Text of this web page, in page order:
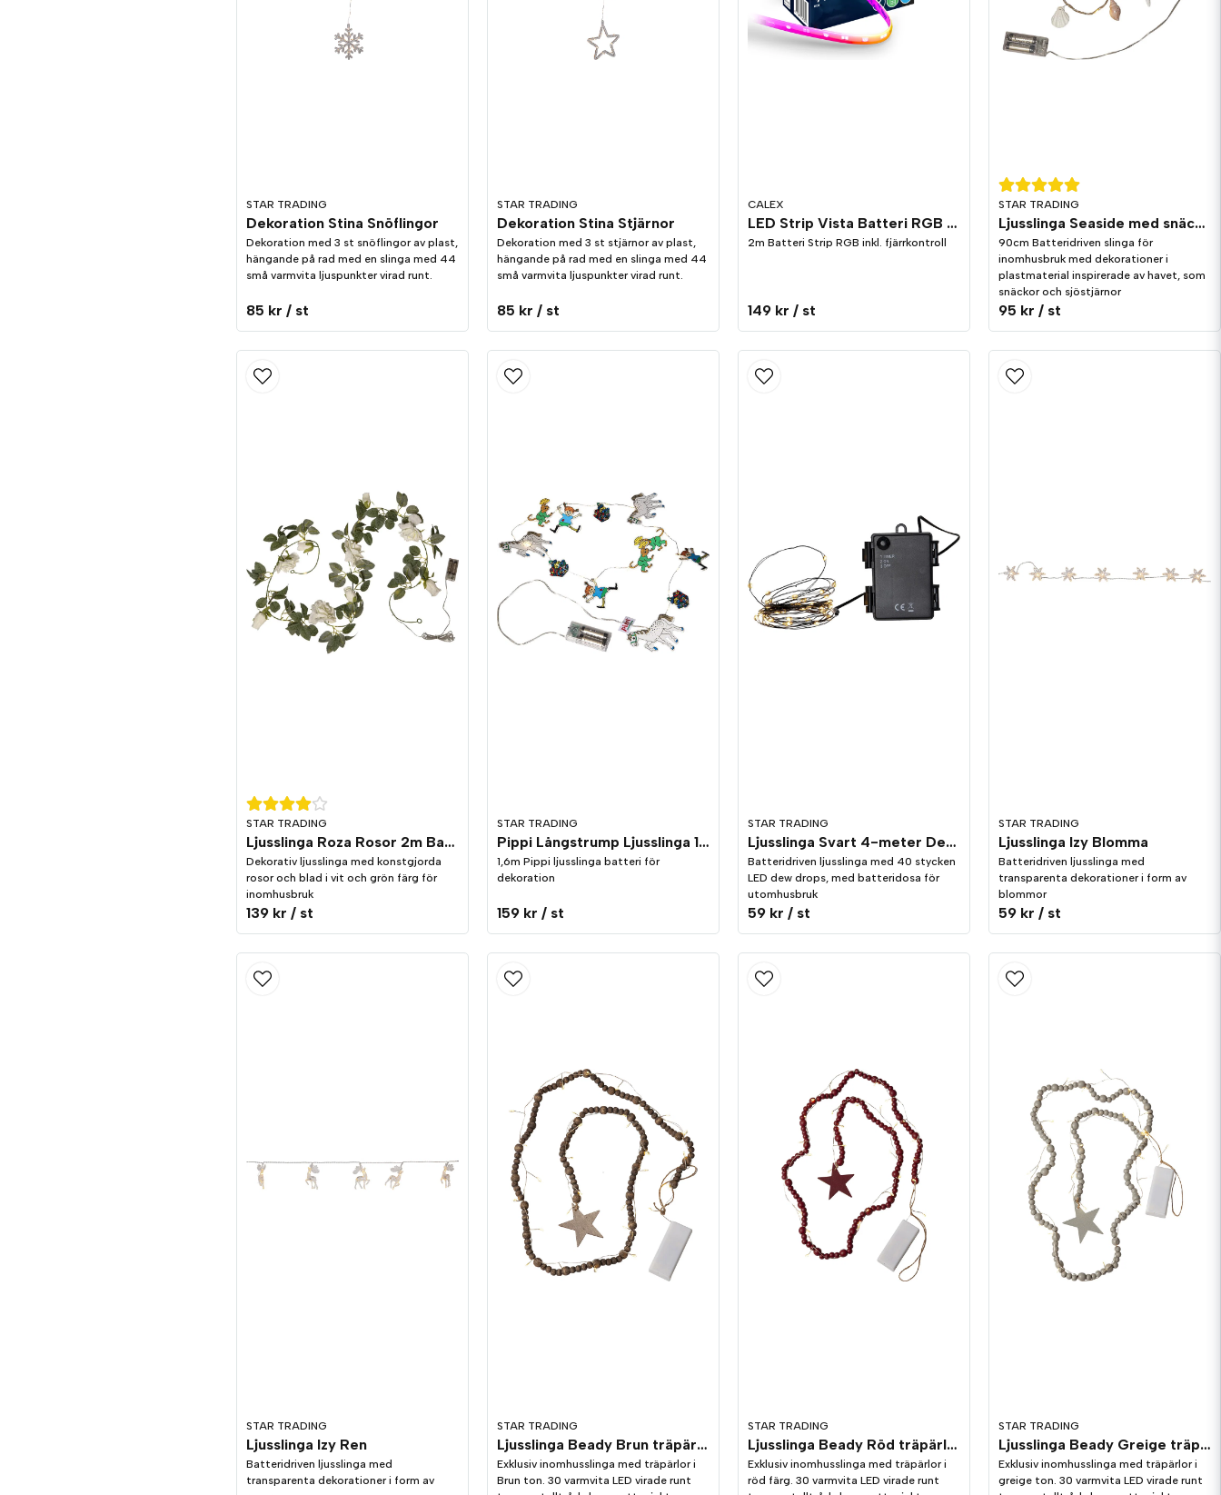
STAR TRADING
Dekoration Stina Snöflingor
Dekoration med 3 st snöflingor av plast,
hängande på rad med en slinga med 44
små varmvita ljuspunkter virad runt.
85 kr / st
STAR TRADING
Dekoration Stina Stjärnor
Dekoration med 3 st stjärnor av plast,
hängande på rad med en slinga med 44
små varmvita ljuspunkter virad runt.
85 kr / st
CALEX
LED Strip Vista Batteri RGB 2m inkl. fjärr
2m Batteri Strip RGB inkl. fjärrkontroll
149 kr / st
STAR TRADING
Ljusslinga Seaside med snäckor och sjöstjärnor
90cm Batteridriven slinga för
inomhusbruk med dekorationer i
plastmaterial inspirerade av havet, som
snäckor och sjöstjärnor
95 kr / st
STAR TRADING
Ljusslinga Roza Rosor 2m Batteri
Dekorativ ljusslinga med konstgjorda
rosor och blad i vit och grön färg för
inomhusbruk
139 kr / st
STAR TRADING
Pippi Långstrump Ljusslinga 165cm Batteri
1,6m Pippi ljusslinga batteri för
dekoration
159 kr / st
STAR TRADING
Ljusslinga Svart 4-meter Dew Drop LED Utomhus
Batteridriven ljusslinga med 40 stycken
LED dew drops, med batteridosa för
utomhusbruk
59 kr / st
STAR TRADING
Ljusslinga Izy Blomma
Batteridriven ljusslinga med
transparenta dekorationer i form av
blommor
59 kr / st
STAR TRADING
Ljusslinga Izy Ren
Batteridriven ljusslinga med
transparenta dekorationer i form av
STAR TRADING
Ljusslinga Beady Brun träpärlor 1,5m
Exklusiv inomhusslinga med träpärlor i
Brun ton. 30 varmvita LED virade runt
STAR TRADING
Ljusslinga Beady Röd träpärlor 1,5m
Exklusiv inomhusslinga med träpärlor i
röd färg. 30 varmvita LED virade runt
STAR TRADING
Ljusslinga Beady Greige träpärlor 1,5m
Exklusiv inomhusslinga med träpärlor i
greige ton. 30 varmvita LED virade runt